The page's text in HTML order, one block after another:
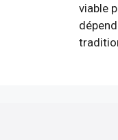
viable